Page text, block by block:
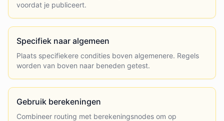
voordat je publiceert.
Specifiek naar algemeen
Plaats specifiekere condities boven algemenere. Regels
worden van boven naar beneden getest.
Gebruik berekeningen
Combineer routing met berekeningsnodes om op